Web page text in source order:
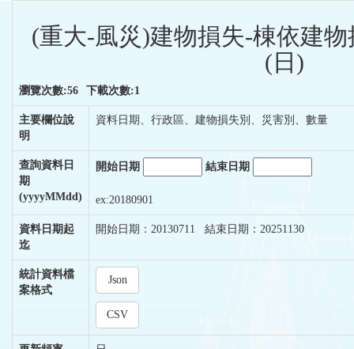
(重大-風災)建物損失-棟依建
(日)
瀏覽次數:56 下載次數:1
主要欄位說
明
資料日期、行政區、建物損失別、災害別、數量
查詢資料日
期
(yyyyMMdd)
開始日期 結束日期
ex:20180901
資料日期起
迄
開始日期：20130711 結束日期：20251130
統計資料檔
案格式
Json
CSV